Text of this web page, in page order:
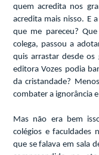
quem acredita nos
acredita mais nisso. E
que me pareceu?
colega, passou a
quis arrastar desde
editora Vozes podia
da cristandade?
combater a ignorância
Mas não era bem
colégios e faculdades
que se falava em sala